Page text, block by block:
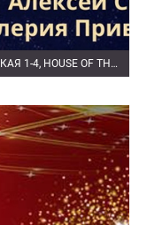
АЛЕКСЕЙ СМАГИН И ВАЛЕРИЯ ПРИВОРОТСКАЯ 1-4, HOUSE OF THE RISING SUN